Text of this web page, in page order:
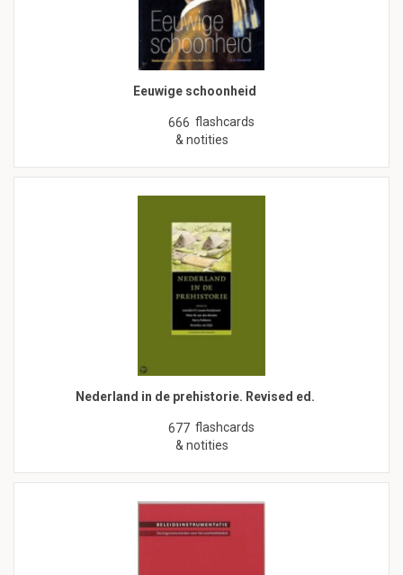
Eeuwige schoonheid
666 flashcards
& notities
Nederland in de prehistorie. Revised ed.
677 flashcards
& notities